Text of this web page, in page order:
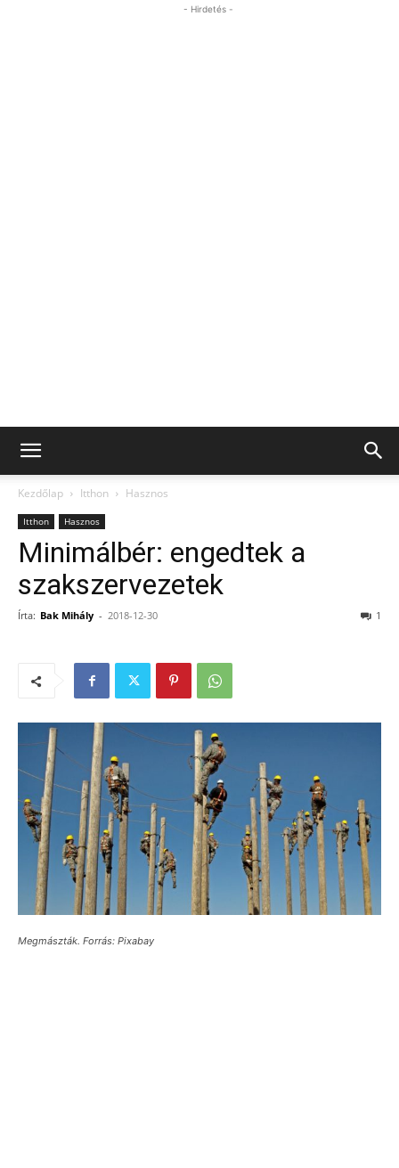
- Hirdetés -
Kezdőlap Itthon Hasznos
Itthon Hasznos
Minimálbér: engedtek a
szakszervezetek
Írta: Bak Mihály - 2018-12-30 1
Megmászták. Forrás: Pixabay